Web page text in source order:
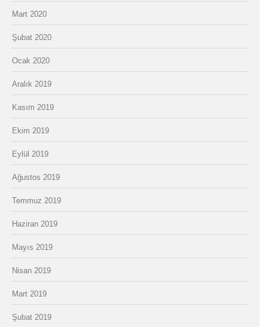
Mart 2020
Şubat 2020
Ocak 2020
Aralık 2019
Kasım 2019
Ekim 2019
Eylül 2019
Ağustos 2019
Temmuz 2019
Haziran 2019
Mayıs 2019
Nisan 2019
Mart 2019
Şubat 2019